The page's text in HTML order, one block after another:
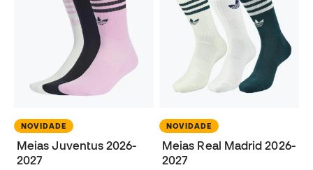
NOVIDADE
Meias Juventus 2026-
2027
NOVIDADE
Meias Real Madrid 2026-
2027